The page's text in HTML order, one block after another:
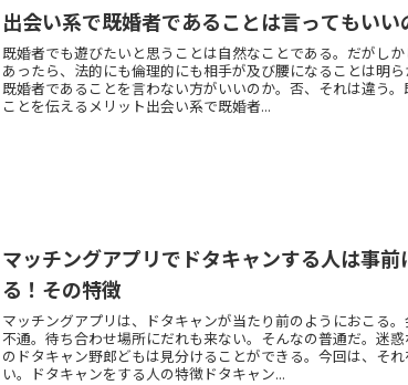
出会い系で既婚者であることは言ってもいい
既婚者でも遊びたいと思うことは自然なことである。だがし
あったら、法的にも倫理的にも相手が及び腰になることは明ら
既婚者であることを言わない方がいいのか。否、それは違う。
ことを伝えるメリット出会い系で既婚者...
マッチングアプリでドタキャンする人は事前
る！その特徴
マッチングアプリは、ドタキャンが当たり前のようにおこる
不通。待ち合わせ場所にだれも来ない。そんなの普通だ。迷
のドタキャン野郎どもは見分けることができる。今回は、そ
い。ドタキャンをする人の特徴ドタキャン...